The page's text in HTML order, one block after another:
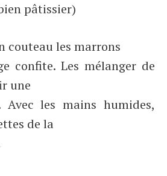
pâtissier)
couteau les marrons
confite. Les mélanger de
une
Avec les mains humides,
de la